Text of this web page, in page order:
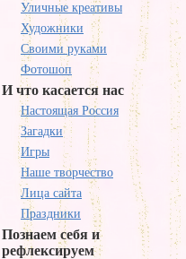
Уличные креативы
Художники
Своими руками
Фотошоп
И что касается нас
Настоящая Россия
Загадки
Игры
Наше творчество
Лица сайта
Праздники
Познаем себя и
рефлексируем